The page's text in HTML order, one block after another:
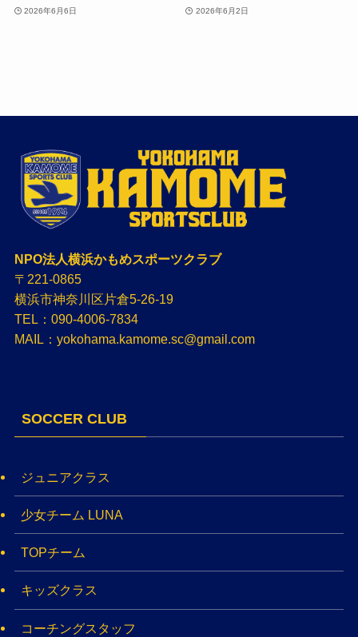
2026年6月6日 2026年6月2日
NPO法人横浜かもめスポーツクラブ
〒221-0865
横浜市神奈川区片倉5-26-19
TEL：090-4006-7834
MAIL：yokohama.kamome.sc@gmail.com
SOCCER CLUB
ジュニアクラス
少女チーム LUNA
TOPチーム
キッズクラス
コーチングスタッフ